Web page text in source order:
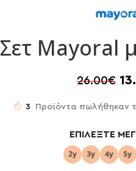
Σετ Mayoral
26.00€
3 Προϊόντα πωλήθηκαν
ΕΠΙΛΈΞΤΕ